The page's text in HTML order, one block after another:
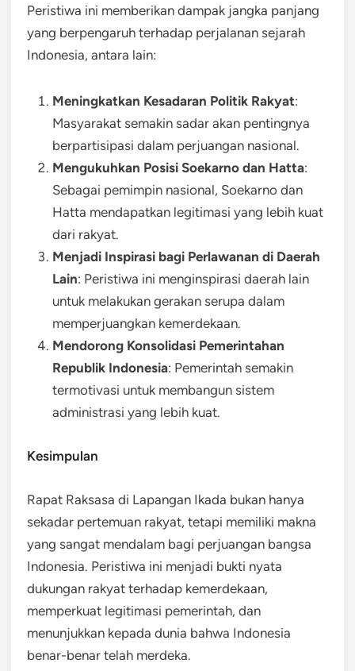
Peristiwa ini memberikan dampak jangka panjang
yang berpengaruh terhadap perjalanan sejarah
Indonesia, antara lain:
Meningkatkan Kesadaran Politik Rakyat:
Masyarakat semakin sadar akan pentingnya
berpartisipasi dalam perjuangan nasional.
Mengukuhkan Posisi Soekarno dan Hatta:
Sebagai pemimpin nasional, Soekarno dan
Hatta mendapatkan legitimasi yang lebih kuat
dari rakyat.
Menjadi Inspirasi bagi Perlawanan di Daerah
Lain: Peristiwa ini menginspirasi daerah lain
untuk melakukan gerakan serupa dalam
memperjuangkan kemerdekaan.
Mendorong Konsolidasi Pemerintahan
Republik Indonesia: Pemerintah semakin
termotivasi untuk membangun sistem
administrasi yang lebih kuat.
Kesimpulan
Rapat Raksasa di Lapangan Ikada bukan hanya
sekadar pertemuan rakyat, tetapi memiliki makna
yang sangat mendalam bagi perjuangan bangsa
Indonesia. Peristiwa ini menjadi bukti nyata
dukungan rakyat terhadap kemerdekaan,
memperkuat legitimasi pemerintah, dan
menunjukkan kepada dunia bahwa Indonesia
benar-benar telah merdeka.